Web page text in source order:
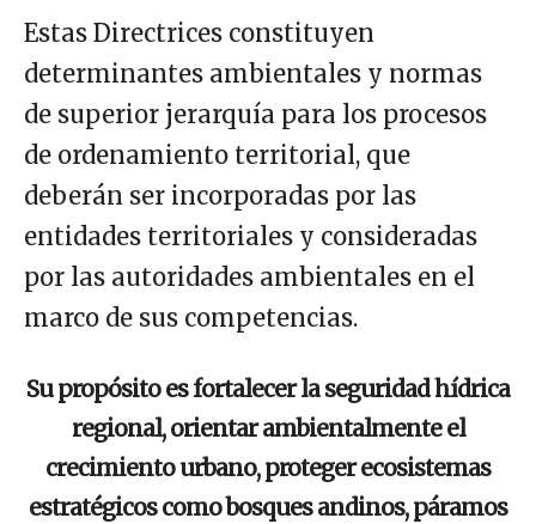
Estas Directrices constituyen
determinantes ambientales y normas
de superior jerarquía para los procesos
de ordenamiento territorial, que
deberán ser incorporadas por las
entidades territoriales y consideradas
por las autoridades ambientales en el
marco de sus competencias.
Su propósito es fortalecer la seguridad hídrica
regional, orientar ambientalmente el
crecimiento urbano, proteger ecosistemas
estratégicos como bosques andinos, páramos